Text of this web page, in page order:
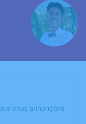
vous annonçons